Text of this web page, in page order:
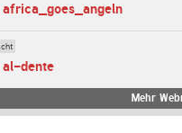
al-dente
Mehr